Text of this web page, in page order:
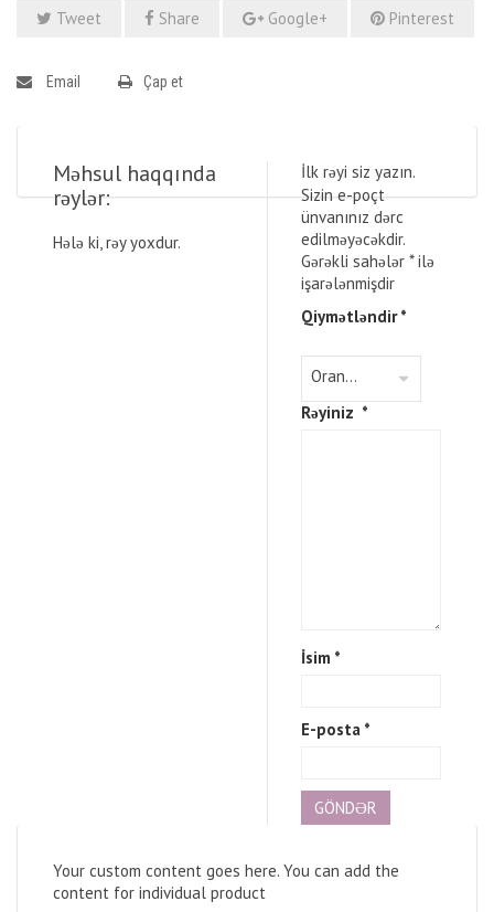
Tweet Share Google+ Pinterest
Email Çap et
Məhsul haqqında
rəylər:
Hələ ki, rəy yoxdur.
İlk rəyi siz yazın.
Sizin e-poçt
ünvanınız dərc
edilməyəcəkdir.
Gərəkli sahələr *ilə
işarələnmişdir
Qiymətləndir*
Rəyiniz *
İsim *
E-posta *
Your custom content goes here. You can add the
content for individual product